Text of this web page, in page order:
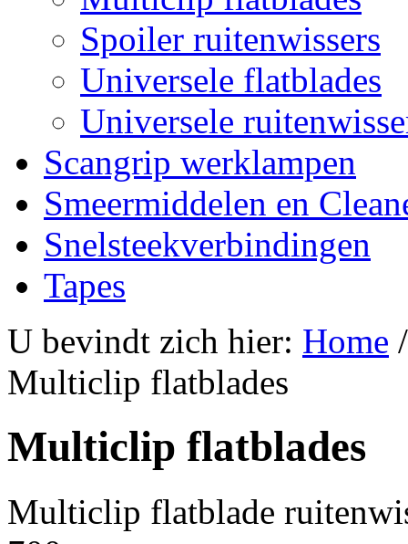
Spoiler ruitenwissers
Universele flatblades
Universele
Scangrip werklampen
Smeermiddelen en
Snelsteekverbindingen
Tapes
U bevindt zich hier: Home
Multiclip flatblades
Multiclip flatblades
Multiclip flatblade